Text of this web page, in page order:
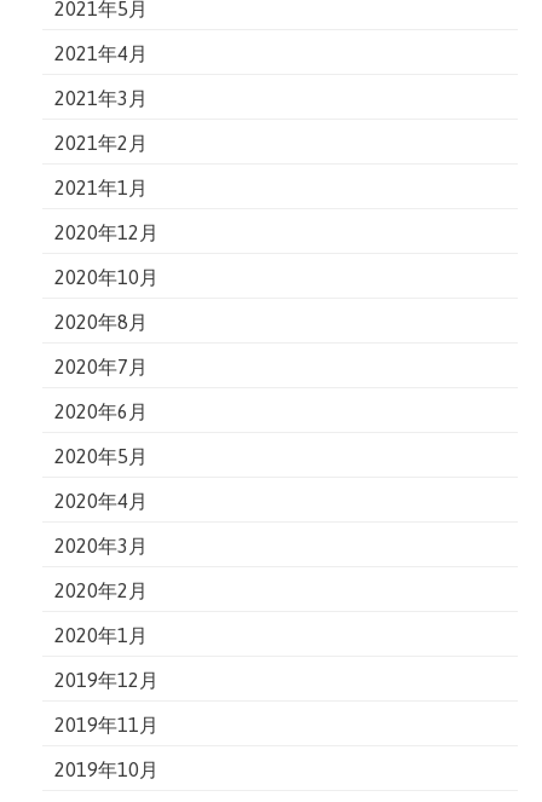
2021年5月
2021年4月
2021年3月
2021年2月
2021年1月
2020年12月
2020年10月
2020年8月
2020年7月
2020年6月
2020年5月
2020年4月
2020年3月
2020年2月
2020年1月
2019年12月
2019年11月
2019年10月